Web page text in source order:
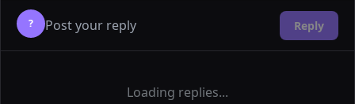
? Reply
Loading replies...